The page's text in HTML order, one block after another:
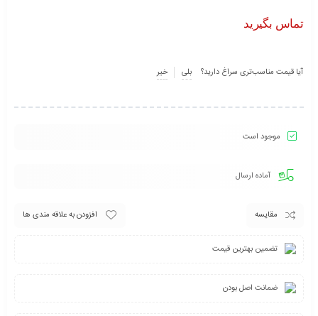
تماس بگیرید
آیا قیمت مناسب‌تری سراغ دارید؟ بلی خیر
موجود است
آماده ارسال
مقایسه افزودن به علاقه مندی ها
تضمین بهترین قیمت
ضمانت اصل بودن